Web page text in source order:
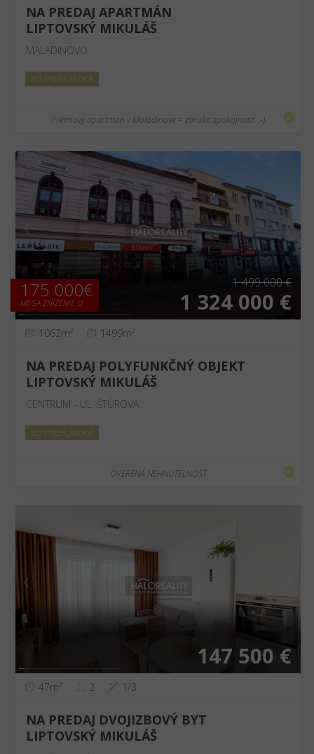
NA PREDAJ APARTMÁN
LIPTOVSKÝ MIKULÁŠ
MALADINOVO
3D PREHLIADKA
Prémiový apartmán v Maladinove = záruka spokojnosti :-)
❮ ❯
175 000€
MEGA ZNÍŽENIE O
1 499 000 €
1 324 000 €
1062m² 1499m²
NA PREDAJ POLYFUNKČNÝ OBJEKT
LIPTOVSKÝ MIKULÁŠ
CENTRUM - UL. ŠTÚROVA
3D PREHLIADKA
OVERENÁ NEHNUTEĽNOSŤ
❮
147 500 €
47m² 2 1/3
NA PREDAJ DVOJIZBOVÝ BYT
LIPTOVSKÝ MIKULÁŠ